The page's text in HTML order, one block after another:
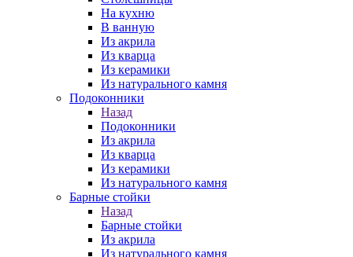
На кухню
В ванную
Из акрила
Из кварца
Из керамики
Из натурального камня
Подоконники
Назад
Подоконники
Из акрила
Из кварца
Из керамики
Из натурального камня
Барные стойки
Назад
Барные стойки
Из акрила
Из натурального камня